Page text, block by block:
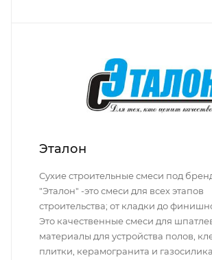
Эталон
Сухие строительные смеси под
"Эталон" -это смеси для всех этапов
строительства; от кладки до
Это качественные смеси для
материалы для устройства полов,
плитки, керамогранита и